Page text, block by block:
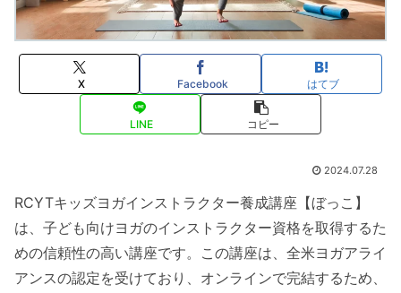
X Facebook はてブ
LINE コピー
2024.07.28
RCYTキッズヨガインストラクター養成講座【ぼっこ】
は、子ども向けヨガのインストラクター資格を取得するた
めの信頼性の高い講座です。この講座は、全米ヨガアライ
アンスの認定を受けており、オンラインで完結するため、